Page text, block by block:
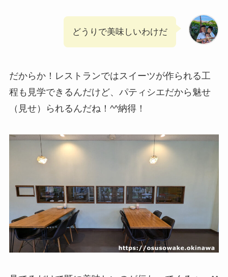
どうりで美味しいわけだ
だからか！レストランではスイーツが作られる工
程も見学できるんだけど、パティシエだから魅せ
（見せ）られるんだね！^^納得！